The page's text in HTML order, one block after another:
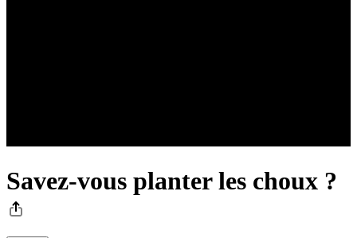
Savez-vous planter les choux ?